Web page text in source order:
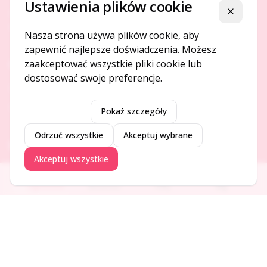
Platforma ogłoszeń i firm, która łączy ludzi i rozwija biznes
O NAS
DODAJ I PROMUJ
Dodaj ogłoszenie
Dodaj firmę
Ogłoszenia Aktualności Firmy Blog
Ustawienia plików cookie Zamknij
Nasza strona używa plików cookie, aby
zapewnić najlepsze doświadczenia. Możesz
zaakceptować wszystkie pliki cookie lub
dostosować swoje preferencje.
Pokaż szczegóły
Odrzuć wszystkie Akceptuj wybrane
Akceptuj wszystkie